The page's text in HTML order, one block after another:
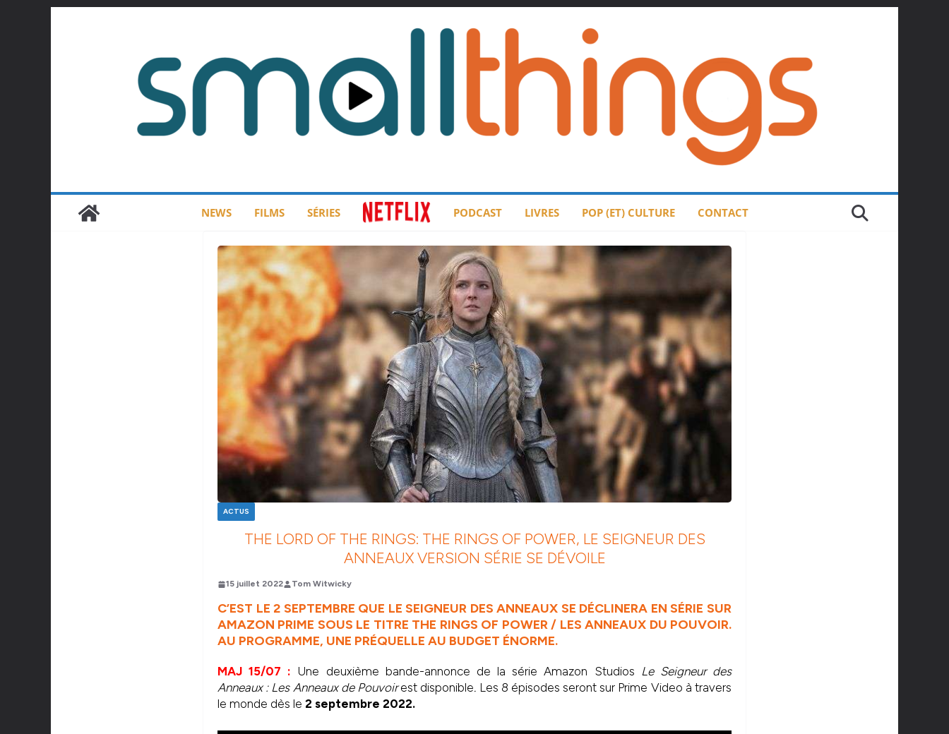
NEWS FILMS SÉRIES PODCAST LIVRES POP (ET) CULTURE CONTACT
ACTUS
THE LORD OF THE RINGS: THE RINGS OF POWER, LE SEIGNEUR DES
ANNEAUX VERSION SÉRIE SE DÉVOILE
15 juillet 2022 Tom Witwicky
C’EST LE 2 SEPTEMBRE QUE LE SEIGNEUR DES ANNEAUX SE DÉCLINERA EN SÉRIE SUR
AMAZON PRIME SOUS LE TITRE THE RINGS OF POWER / LES ANNEAUX DU POUVOIR.
AU PROGRAMME, UNE PRÉQUELLE AU BUDGET ÉNORME.
MAJ 15/07 : Une deuxième bande-annonce de la série Amazon Studios Le Seigneur des
Anneaux : Les Anneaux de Pouvoirest disponible. Les 8 épisodes seront sur Prime Video à travers
le monde dès le 2 septembre 2022.